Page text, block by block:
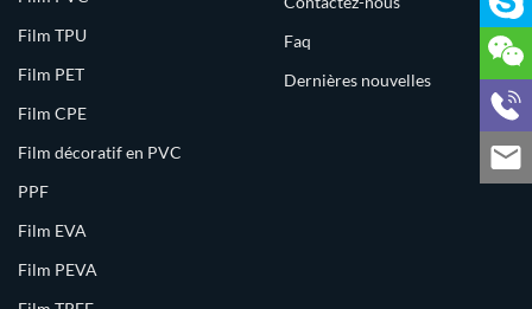
Film TPU
Film PET
Film CPE
Film décoratif en PVC
PPF
Film EVA
Film PEVA
Faq
Dernières nouvelles